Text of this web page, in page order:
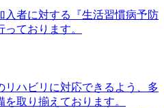
入者に対する『生活習慣病予防
ております。
リハビリに対応できるよう、多
取り揃えております。